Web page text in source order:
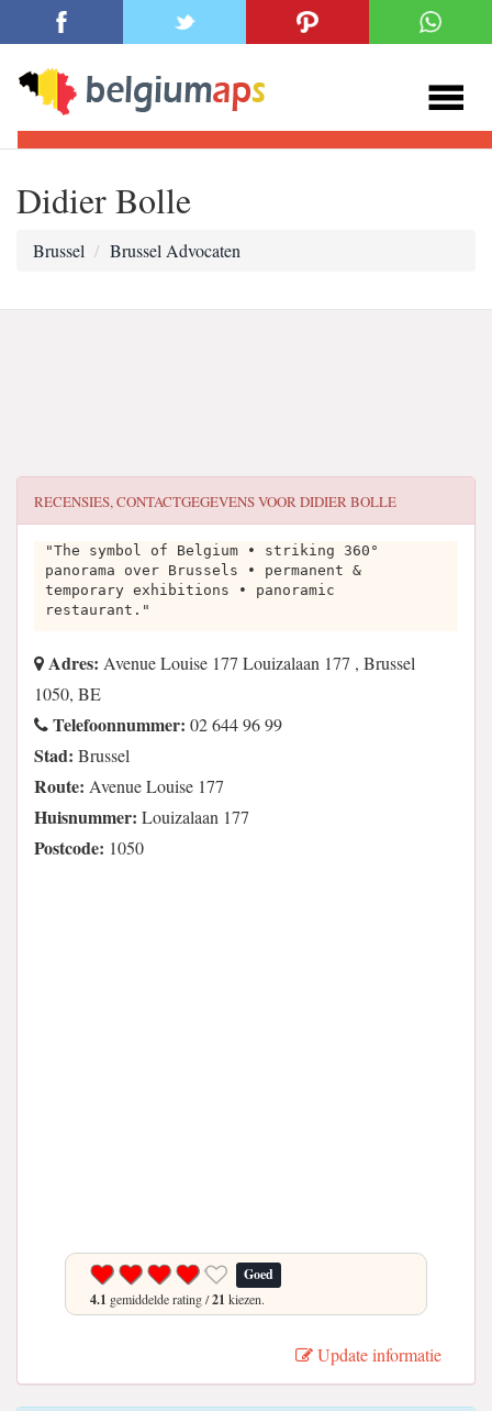
Didier Bolle
Brussel Brussel Advocaten
RECENSIES, CONTACTGEGEVENS VOORDIDIER BOLLE
"The symbol of Belgium • striking 360°
panorama over Brussels • permanent &
temporary exhibitions • panoramic
restaurant."
Adres: Avenue Louise 177 Louizalaan 177 , Brussel
1050, BE
Telefoonnummer: 02 644 96 99
Stad: Brussel
Route: Avenue Louise 177
Huisnummer: Louizalaan 177
Postcode: 1050
Goed
4.1 gemiddelde rating /21 kiezen.
Update informatie